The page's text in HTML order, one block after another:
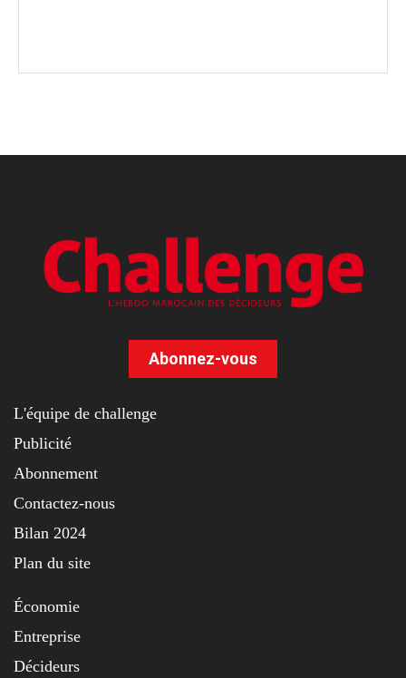
Abonnez-vous
L'équipe de challenge
Publicité
Abonnement
Contactez-nous
Bilan 2024
Plan du site
Économie
Entreprise
Décideurs